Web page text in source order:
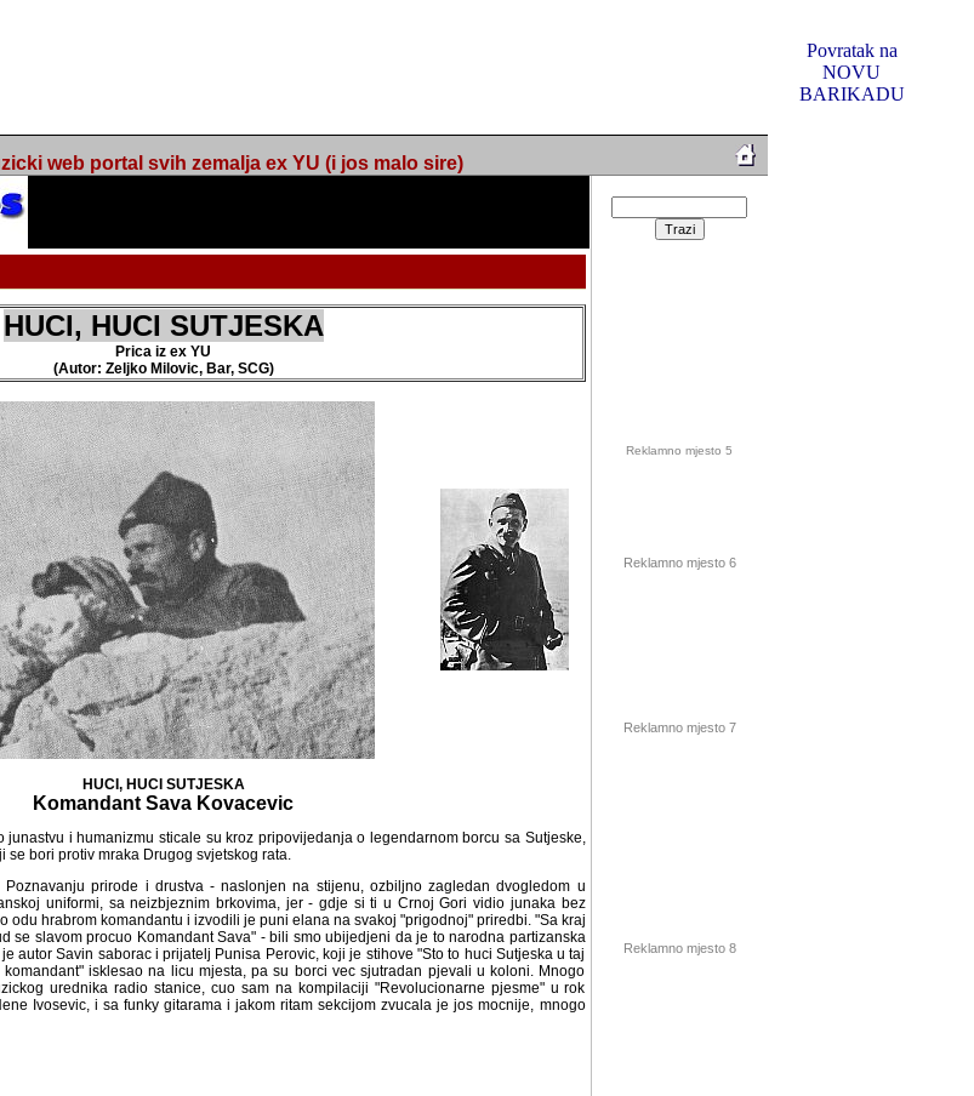
Povratak na
NOVU
BARIKADU
web portal svih zemalja ex YU (i jos malo sire)
HUCI, HUCI SUTJESKA
Prica iz ex YU
(Autor: Zeljko Milovic, Bar, SCG)
HUCI, HUCI SUTJESKA
Komandant Sava Kovacevic
junastvu i humanizmu sticale su kroz pripovijedanja o legendarnom borcu sa Sutjeske,
bori protiv mraka Drugog svjetskog rata.
prirode i drustva - naslonjen na stijenu, ozbiljno zagledan dvogledom u daljinu,
sa neizbjeznim brkovima, jer - gdje si ti u Crnoj Gori vidio junaka bez brkova. Na
komandantu i izvodili je puni elana na svakoj "prigodnoj" priredbi. "Sa kraj Bosne do
procuo Komandant Sava" - bili smo ubijedjeni da je to narodna partizanska pjesma, no
saborac i prijatelj Punisa Perovic, koji je stihove "Sto to huci Sutjeska u taj pozni cas,
na licu mjesta, pa su borci vec sjutradan pjevali u koloni. Mnogo godina kasnije,
radio stanice, cuo sam na kompilaciji "Revolucionarne pjesme" u rok maniru ovu
sa funky gitarama i jakom ritam sekcijom zvucala je jos mocnije, mnogo mocnije.